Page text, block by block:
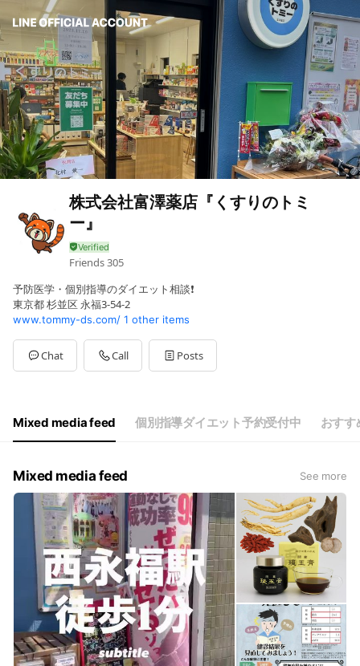
株式会社富澤薬店『くすりのトミ
ー』
Friends305
予防医学・個別指導のダイエット相談❗️
東京都 杉並区 永福3-54-2
www.tommy-ds.com/ 1 other items
Chat Call Posts
Mixed media feed 個別指導ダイエット予約受付中 おすす
Mixed media feed See more